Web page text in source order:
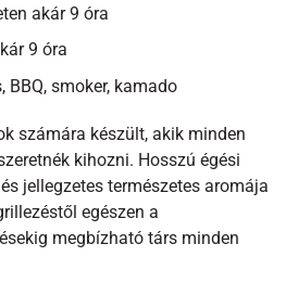
akár 9 óra
9 óra
BBQ, smoker, kamado
számára készült, akik minden
kihozni. Hosszú égési
jellegzetes természetes aromája
egészen a
megbízható társ minden